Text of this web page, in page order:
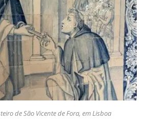
de São Vicente de Fora, em Lisboa